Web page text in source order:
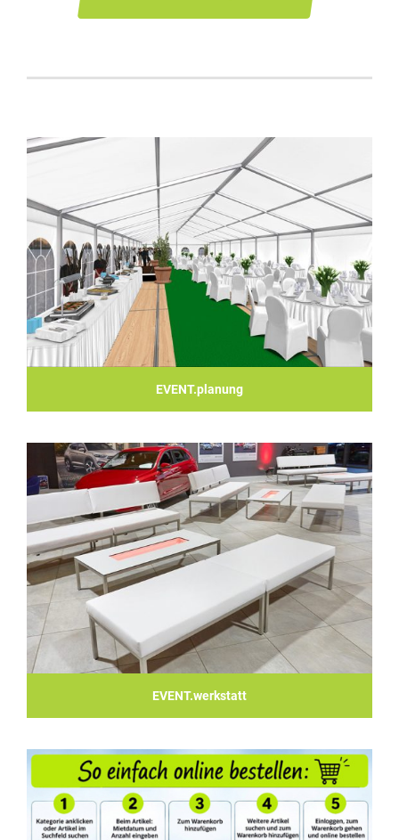
EVENT.planung
EVENT.werkstatt